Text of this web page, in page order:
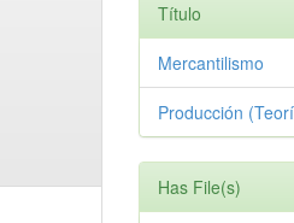
Título
Mercantilismo
Producción
Has File(s)